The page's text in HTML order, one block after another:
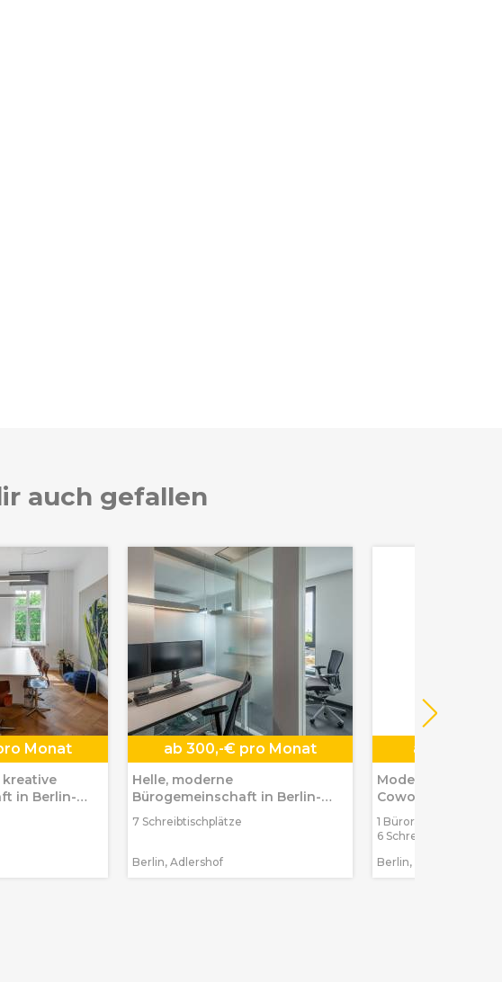
auch gefallen
Monat
in Berlin-
ab 300,-€ pro Monat
Helle, moderne
Bürogemeinschaft in Berlin-
Adlershof
7 Schreibtischplätze
Berlin, Adlershof
ab
Moderne Private
Coworking in
1 Büroraum max. 2
6 Schreibtischplätze
Berlin, Weißensee